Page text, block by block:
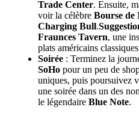
Trade Center. Ensuite,
voir la célèbre Bourse de
Charging Bull.
Fraunces Tavern, une
plats américains
Soirée : Terminez la
SoHo pour un peu de
uniques, puis poursuivez
une soirée dans un des
le légendaire Blue Note.